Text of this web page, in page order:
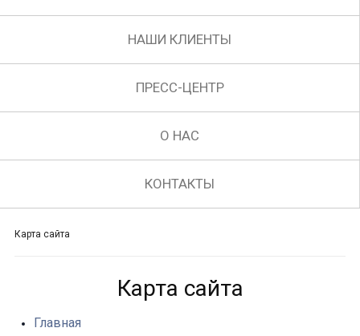
НАШИ КЛИЕНТЫ
ПРЕСС-ЦЕНТР
О НАС
КОНТАКТЫ
Карта сайта
Карта сайта
Главная